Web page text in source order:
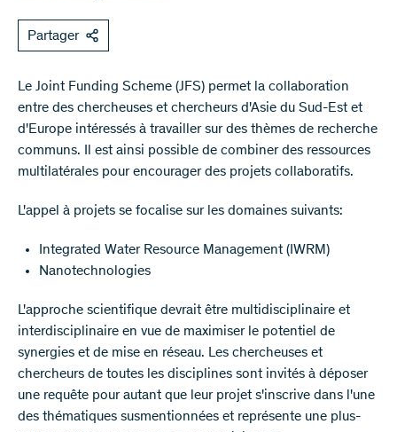
Partager
Le Joint Funding Scheme (JFS) permet la collaboration
entre des chercheuses et chercheurs d'Asie du Sud-Est et
d'Europe intéressés à travailler sur des thèmes de recherche
communs. Il est ainsi possible de combiner des ressources
multilatérales pour encourager des projets collaboratifs.
L'appel à projets se focalise sur les domaines suivants:
Integrated Water Resource Management (IWRM)
Nanotechnologies
L'approche scientifique devrait être multidisciplinaire et
interdisciplinaire en vue de maximiser le potentiel de
synergies et de mise en réseau. Les chercheuses et
chercheurs de toutes les disciplines sont invités à déposer
une requête pour autant que leur projet s'inscrive dans l'une
des thématiques susmentionnées et représente une plus-